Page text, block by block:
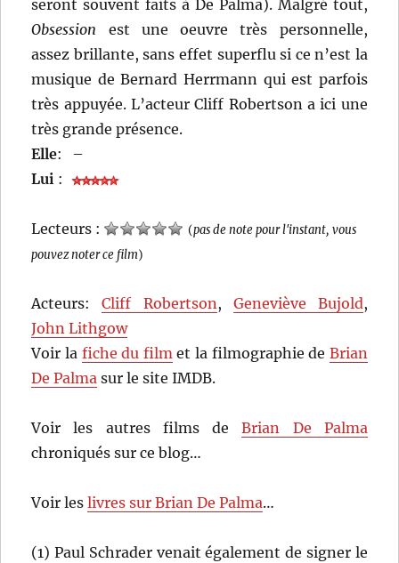
seront souvent faits à De Palma). Malgré tout,
Obsession est une oeuvre très personnelle,
assez brillante, sans effet superflu si ce n’est la
musique de Bernard Herrmann qui est parfois
très appuyée. L’acteur Cliff Robertson a ici une
très grande présence.
Elle:
–
Lui :
Lecteurs : (pas de note pour l'instant, vous
pouvez noter ce film)
Acteurs:Cliff Robertson, Geneviève Bujold,
John Lithgow
Voir la fiche du filmet la filmographie de Brian
De Palma sur le site IMDB.
Voir les autres films deBrian De Palma
chroniqués sur ce blog…
Voir leslivres sur Brian De Palma…
(1) Paul Schrader venait également de signer le